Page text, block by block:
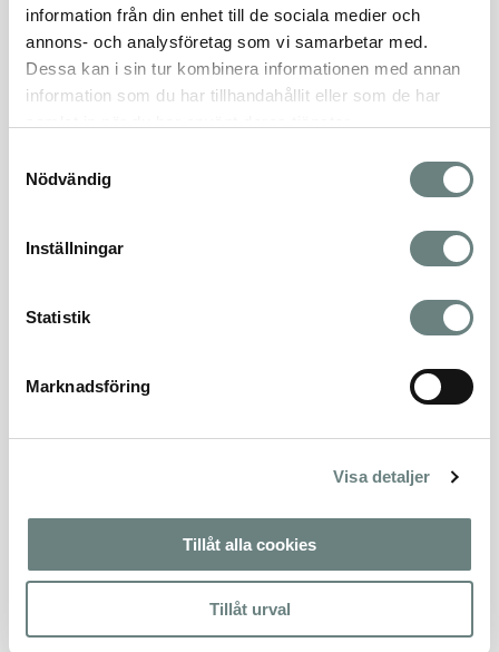
information från din enhet till de sociala medier och
annons- och analysföretag som vi samarbetar med.
Dessa kan i sin tur kombinera informationen med annan
information som du har tillhandahållit eller som de har
Nödvändig
Inställningar
Statistik
Marknadsföring
Visa detaljer
Tillåt alla cookies
Tillåt urval
PRIS
Såld
STORLEK
85 m²
Såld 3 rok
RUM
PRIS RUM
3 rok
SÅLD
Såld 83 m² 3 rok
LÄGENHET 121
STORLEK
SÅLD